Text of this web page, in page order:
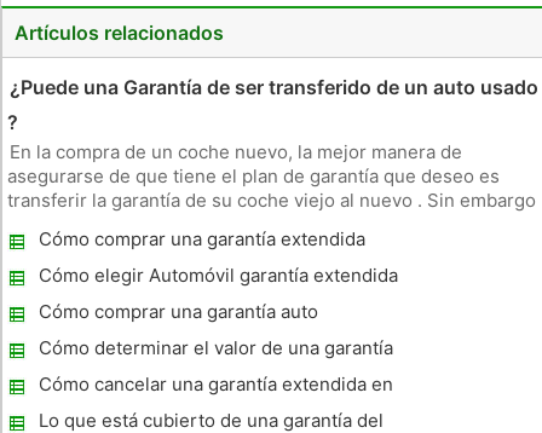
Artículos relacionados
¿Puede una Garantía de ser transferido de un auto usado
?
En la compra de un coche nuevo, la mejor manera de
asegurarse de que tiene el plan de garantía que deseo es
transferir la garantía de su coche viejo al nuevo . Sin embargo
garantías de coches suelen ser escritos de manera que la
garantía no
Cómo comprar una garantía extendida
Vespa
Cómo elegir Automóvil garantía extendida
Cómo comprar una garantía auto
Cómo determinar el valor de una garantía
extendida
Cómo cancelar una garantía extendida en
un coche
Lo que está cubierto de una garantía del